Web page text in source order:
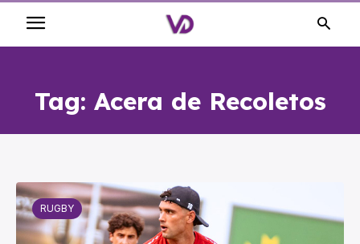
Tag: Acera de Recoletos
RUGBY